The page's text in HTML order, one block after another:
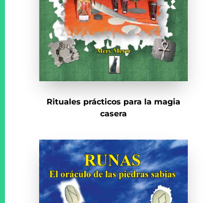
Rituales prácticos para la magia
casera